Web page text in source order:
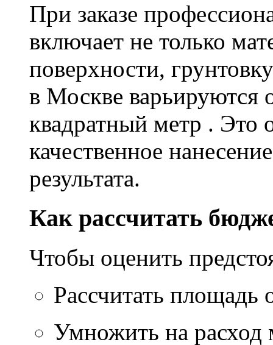
При заказе
включает не только
поверхности,
в Москве варьируются
квадратный метр . Это
качественное
результата.
Как рассчитать
Чтобы оценить
Рассчитать площадь
Умножить на расход